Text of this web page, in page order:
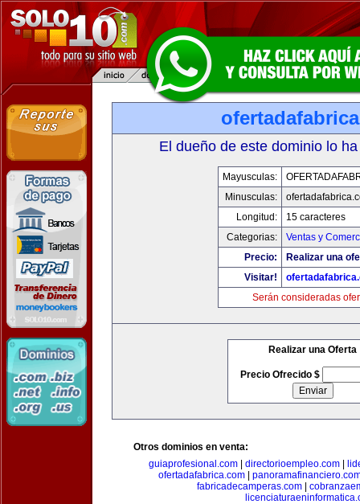
El dueño de este dominio lo
Mayusculas:
Minusculas:
Longitud:
15 caracteres
Categorias:
Ventas y
Precio:
Realizar una
Visitar!
Serán consideradas
Realizar una Oferta
Precio Ofrecido $
Otros dominios en venta:
guiaprofesional.com| directorioempleo.com|
ofertadafabrica.com|
fabricadecamperas.com